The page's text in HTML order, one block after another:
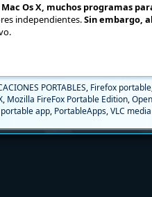
Mac Os X, muchos programas
independientes.Sin embargo,
PORTABLES, Firefox portable
, Mozilla FireFox Portable Edition,
portable app, PortableApps,VLC